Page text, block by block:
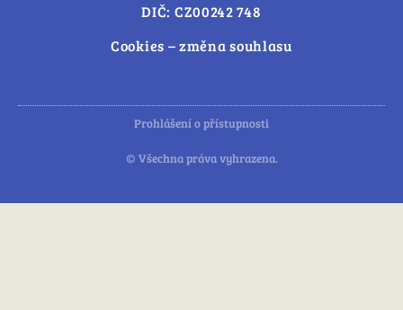
DIČ: CZ00242 748
Cookies – změna souhlasu
Prohlášení o přístupnosti
© Všechna práva vyhrazena.